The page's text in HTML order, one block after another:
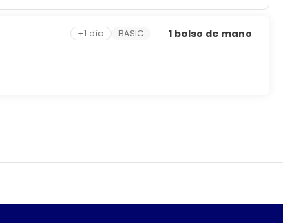
+1 día BASIC 1 bolso de mano